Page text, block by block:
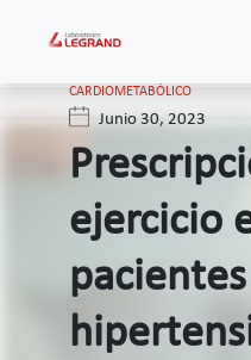
CARDIOMETABÓLICO
Junio 30, 2023
ejercicio